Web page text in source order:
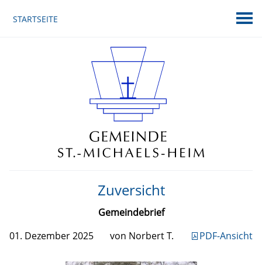
STARTSEITE
Zuversicht
Gemeindebrief
01. Dezember 2025
von Norbert T. PDF-Ansicht